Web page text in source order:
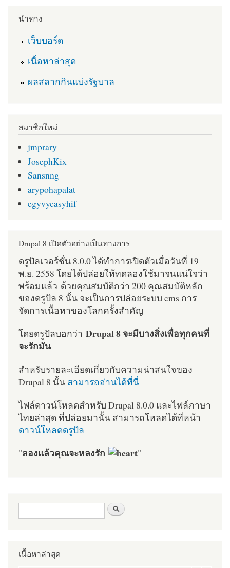
นำทาง
เว็บบอร์ด
เนื้อหาล่าสุด
ผลสลากกินแบ่งรัฐบาล
สมาชิกใหม่
jmprary
JosephKix
Sansnng
arypohapalat
egyvycasyhif
Drupal 8 เปิดตัวอย่างเป็นทางการ
ดรูปัลเวอร์ชั่น 8.0.0 ได้ทำการเปิดตัวเมื่อวันที่ 19
พ.ย. 2558 โดยได้ปล่อยให้ทดลองใช้มาจนแน่ใจว่า
พร้อมแล้ว ด้วยคุณสมบัติกว่า 200 คุณสมบัติหลัก
ของดรูปัล 8 นั้น จะเป็นการปล่อยระบบ cms การ
จัดการเนื้อหาของโลกครั้งสำคัญ
โดยดรูปัลบอกว่า Drupal 8 จะมีบางสิ่งเพื่อทุกคนที่
จะรักมัน
สำหรับรายละเอียดเกี่ยวกับความน่าสนใจของ
Drupal 8 นั้น สามารถอ่านได้ที่นี่
ไฟล์ดาวน์โหลดสำหรับ Drupal 8.0.0 และไฟล์ภาษา
ไทยล่าสุด ที่ปล่อยมานั้น สามารถโหลดได้ที่หน้า
ดาวน์โหลดดรูปัล
"ลองแล้วคุณจะหลงรัก "
ฟอร์มค้นหา
เนื้อหาล่าสุด